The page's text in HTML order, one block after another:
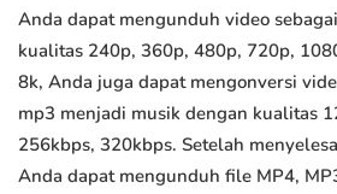
Anda dapat mengunduh video
kualitas 240p, 360p, 480p, 720p,
8k, Anda juga dapat mengonversi
mp3 menjadi musik dengan kualitas
256kbps, 320kbps. Setelah
Anda dapat mengunduh file MP4,